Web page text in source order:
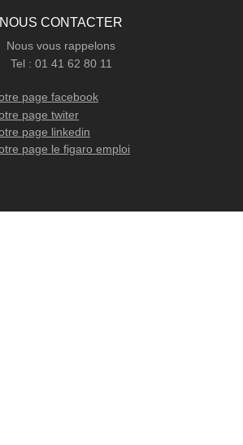
NOUS CONTACTER
Nous vous rappelons
Tel : 01 41 62 80 11